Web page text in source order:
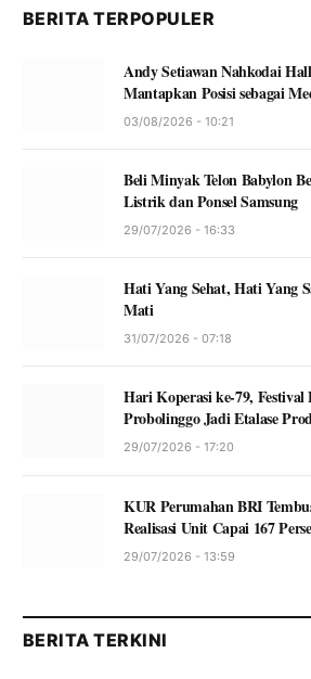
BERITA TERPOPULER
Andy Setiawan Nahkodai
Mantapkan Posisi sebagai
03/08/2026 - 10:21
Beli Minyak Telon Babylon
Listrik dan Ponsel Samsung
29/07/2026 - 16:33
Hati Yang Sehat, Hati Yang
Mati
31/07/2026 - 07:18
Hari Koperasi ke-79,
Probolinggo Jadi Etalase
29/07/2026 - 17:20
KUR Perumahan BRI
Realisasi Unit Capai 167
29/07/2026 - 13:59
BERITA TERKINI